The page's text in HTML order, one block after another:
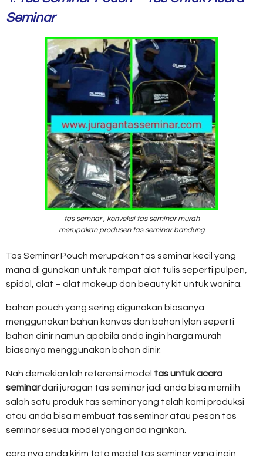
Seminar
tas semnar , konveksi tas seminar murah
merupakan produsen tas seminar bandung
Tas Seminar Pouch merupakan tas seminar kecil yang
mana di gunakan untuk tempat alat tulis seperti pulpen,
spidol, alat – alat makeup dan beauty kit untuk wanita.
bahan pouch yang sering digunakan biasanya
menggunakan bahan kanvas dan bahan lylon seperti
bahan dinir namun apabila anda ingin harga murah
biasanya menggunakan bahan dinir.
Nah demekian lah referensi model tas untuk acara
seminardari juragan tas seminar jadi anda bisa memilih
salah satu produk tas seminar yang telah kami produksi
atau anda bisa membuat tas seminar atau pesan tas
seminar sesuai model yang anda inginkan.
cara nya anda kirim foto model tas seminar yang ingin